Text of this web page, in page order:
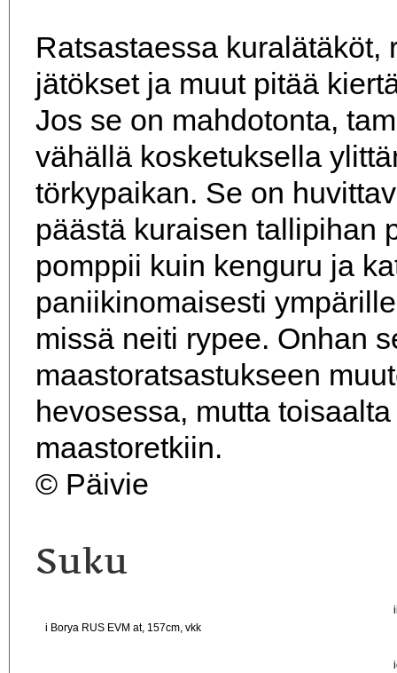
Ratsastaessa kuralätäköt,
jätökset ja muut pitää
Jos se on mahdotonta,
vähällä kosketuksella
törkypaikan. Se on
päästä kuraisen tallipihan
pomppii kuin kenguru ja
paniikinomaisesti
missä neiti rypee. Onhan
maastoratsastukseen
hevosessa, mutta
maastoretkiin.
© Päivie
Suku
i Borya RUS EVM at, 157cm, vkk